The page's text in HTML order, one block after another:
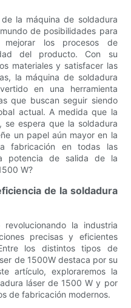
la máquina de soldadura
de posibilidades para
los procesos de
del producto. Con su
materiales y satisfacer las
la máquina de soldadura
en una herramienta
que buscan seguir siendo
actual. A medida que la
se espera que la soldadura
un papel aún mayor en la
fabricación en todas las
potencia de salida de la
W?
de la soldadura
la industria
precisas y eficientes
los distintos tipos de
de 1500W destaca por su
artículo, exploraremos la
láser de 1500 W y por
de fabricación modernos.